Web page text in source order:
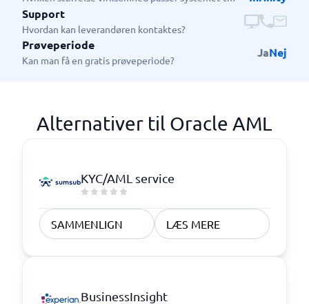
Support
Hvordan kan leverandøren kontaktes?
Prøveperiode
Kan man få en gratis prøveperiode?
JaNej
Alternativer til Oracle AML
KYC/AML service
SAMMENLIGN LÆS MERE
BusinessInsight